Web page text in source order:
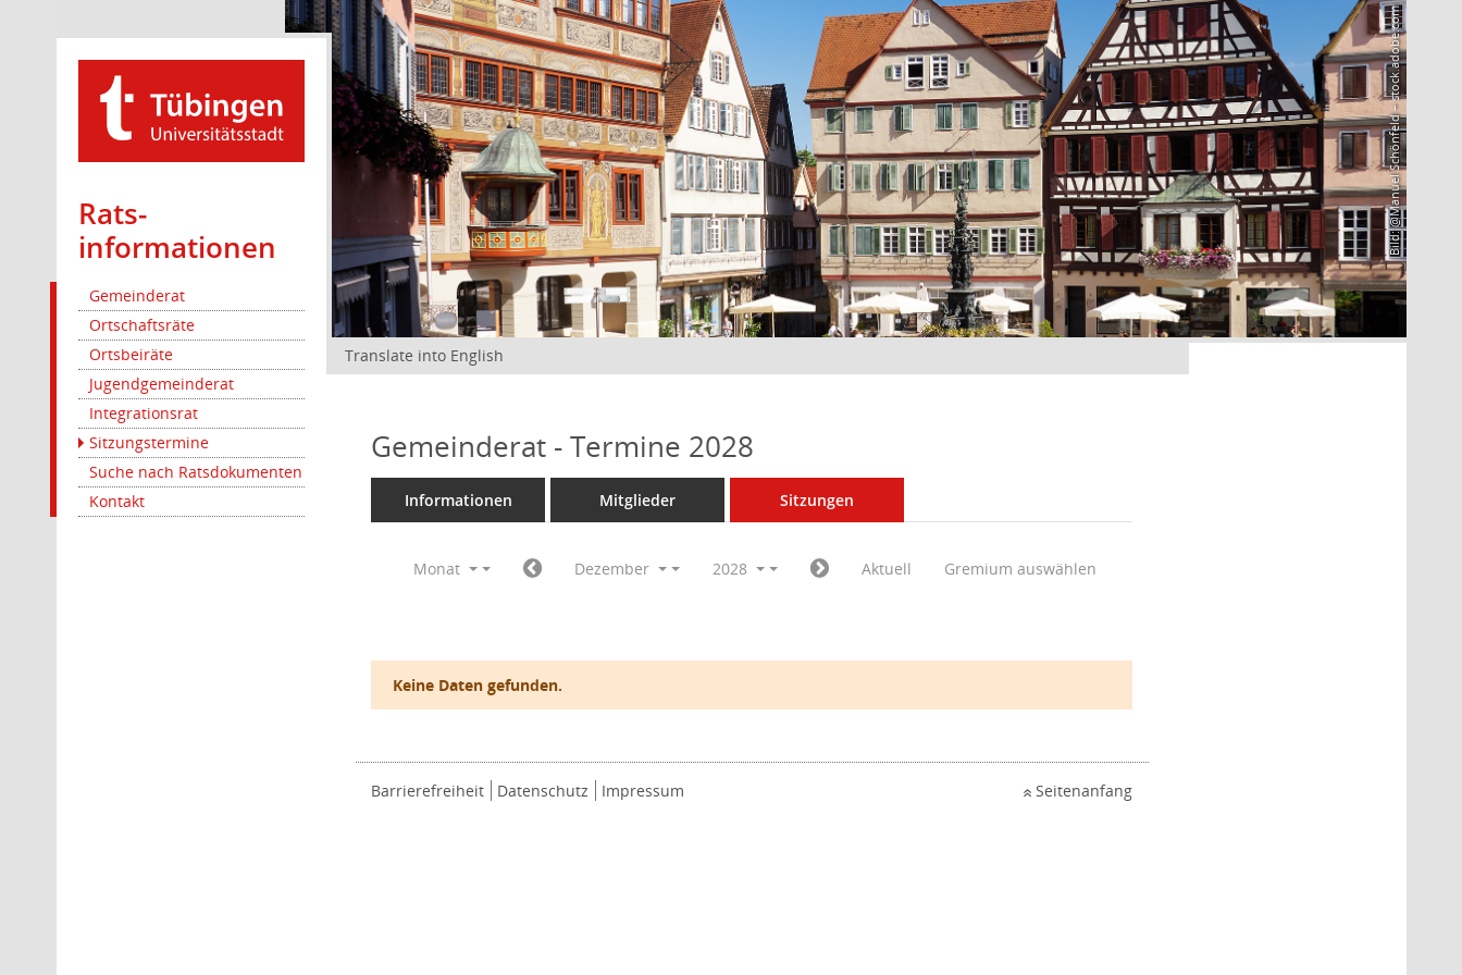
Rats­
informationen
Gemeinderat
Ortschaftsräte
Ortsbeiräte
Jugendgemeinderat
Integrationsrat
Sitzungstermine
Suche nach Ratsdokumenten
Kontakt
Bild: @Manuel Schönfeld – stock.adobe.com
Translate into English
Gemeinderat - Termine 2028
Informationen Mitglieder Sitzungen
Monat Dezember 2028 Aktuell Gremium auswählen
Keine Daten gefunden.
Barrierefreiheit Datenschutz Impressum Seitenanfang